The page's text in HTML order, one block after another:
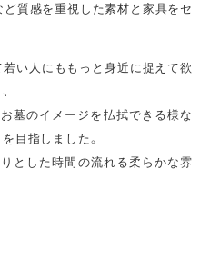
ど質感を重視した素材と家具をセ
い人にももっと身近に捉えて欲
墓のイメージを払拭できる様な
目指しました。
とした時間の流れる柔らかな雰